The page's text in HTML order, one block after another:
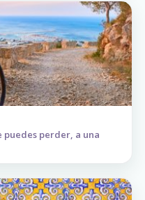
puedes perder, a una